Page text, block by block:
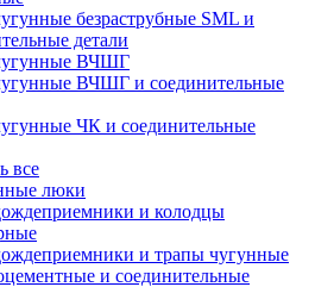
безраструбные SML и
детали
ВЧШГ
ВЧШГ и соединительные
ЧК и соединительные
все
люки
и колодцы
и трапы чугунные
и соединительные